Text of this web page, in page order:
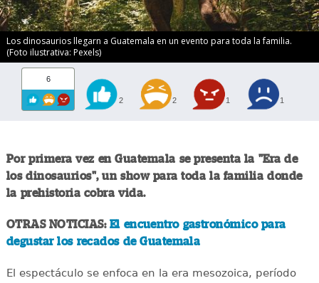
Los dinosaurios llegarn a Guatemala en un evento para toda la familia.
(Foto ilustrativa: Pexels)
6
2 2 1 1
Por primera vez en Guatemala se presenta la "Era de
los dinosaurios", un show para toda la familia donde
la prehistoria cobra vida.
OTRAS NOTICIAS: El encuentro gastronómico para
degustar los recados de Guatemala
El espectáculo se enfoca en la era mesozoica, período